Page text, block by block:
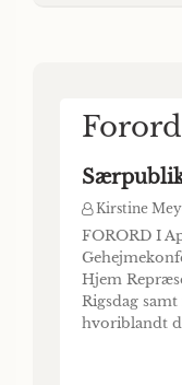
Forord
Kirstine
FORORD I
Hjem
Rigsdag
hvoriblandt